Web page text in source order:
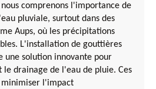
comprenons l'importance de
pluviale, surtout dans des
Aups, où les précipitations
L'installation de gouttières
une solution innovante pour
drainage de l'eau de pluie. Ces
minimiser l'impact